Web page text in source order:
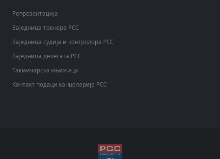
Репрезентација
Заједница тренера РСС
Заједница судија и контролора РСС
Заједница делегата РСС
Такмичарска књижица
Контакт подаци канцеларије РСС